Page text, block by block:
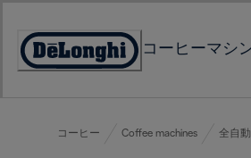
Content
Accessibility
コーヒーマシ
コーヒー Coffee machines 全自